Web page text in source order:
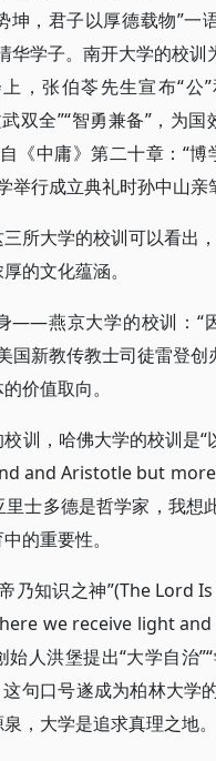
坤，君子以厚德载物”一
华学子。南开大学的校
，张伯苓先生宣布“公
武双全”“智勇兼备”，为
《中庸》第二十章：“
行成立典礼时孙中山亲
所大学的校训可以看
的文化蕴涵。
——燕京大学的校训：“
国新教传教士司徒雷登
价值取向。
训，哈佛大学的校训是
and Aristotle but
士多德是哲学家，我
的重要性。
乃知识之神”(The Lord
we receive light
人洪堡提出“大学自治
句口号遂成为柏林大
，大学是追求真理之地。